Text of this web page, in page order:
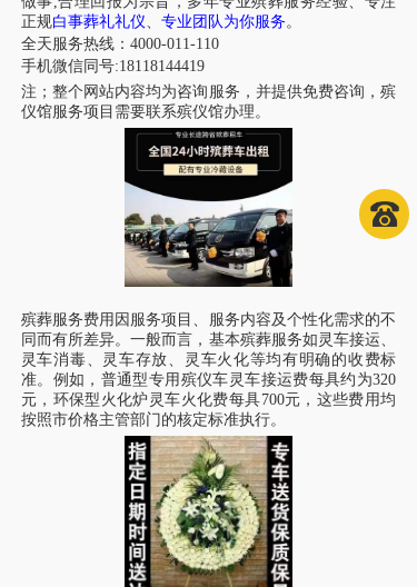
正规白事葬礼礼仪、 专业团队为你服务。
全天服务热线：4000-011-110
手机微信同号:18118144419
注；整个网站内容均为咨询服务，并提供免费咨询，殡
仪馆服务项目需要联系殡仪馆办理。
殡葬服务费用因服务项目、服务内容及个性化需求的不
同而有所差异。一般而言，基本殡葬服务如 灵车接运、
灵车消毒、 灵车存放、 灵车火化等均有明确的收费标
准。例如，普通型专用殡仪车 灵车接运费每具约为320
元，环保型火化炉 灵车火化费每具700元，这些费用均
按照市价格主管部门的核定标准执行。